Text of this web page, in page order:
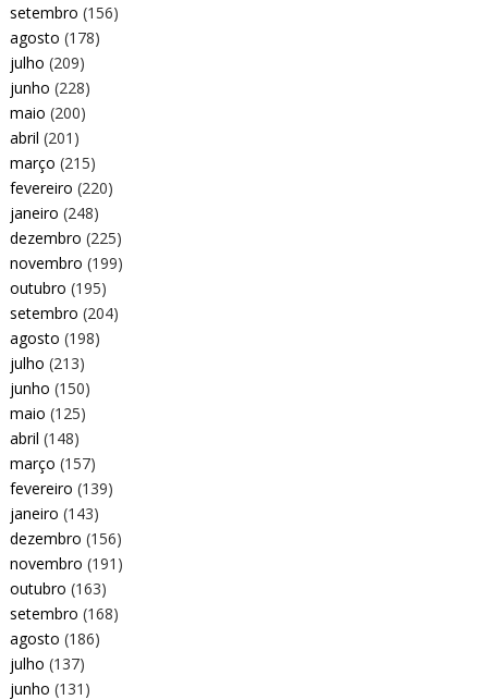
setembro (156)
agosto (178)
julho (209)
junho (228)
maio (200)
abril (201)
março (215)
fevereiro (220)
janeiro (248)
dezembro (225)
novembro (199)
outubro (195)
setembro (204)
agosto (198)
julho (213)
junho (150)
maio (125)
abril (148)
março (157)
fevereiro (139)
janeiro (143)
dezembro (156)
novembro (191)
outubro (163)
setembro (168)
agosto (186)
julho (137)
junho (131)